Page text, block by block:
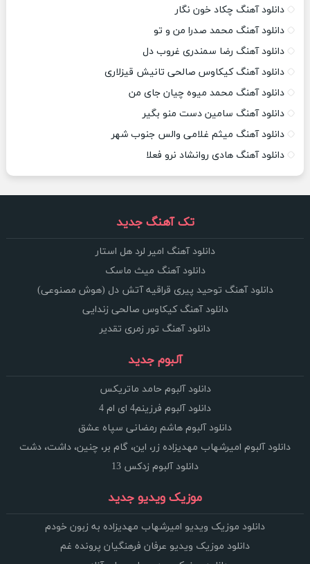
دانلود آهنگ چکاد خون نگار
دانلود آهنگ محمد صدرا من و تو
دانلود آهنگ رضا سمندری غروب دل
دانلود آهنگ کیکاوس صالحی تانیش قیزلاری
دانلود آهنگ محمد میوه چیان جای من
دانلود آهنگ سامین دست منو بگیر
دانلود آهنگ میثم غلامی والس جنوب شهر
دانلود آهنگ هادی روانشاد نرو فعلا
تک آهنگ جدید
دانلود آهنگ امیر لرد هل استار
دانلود آهنگ میث ماسک
دانلود آهنگ توحید پیری قراقیه آتش دل (هوش مصنوعی)
دانلود آهنگ کیکاوس صالحی زندایی
دانلود آهنگ تور زمری تقدیر
آلبوم جدید
دانلود آلبوم حامد ماتریکس
دانلود آلبوم فرزینم4 ای ام 4
دانلود آلبوم هاشم رمضانی سپاه عشق
دانلود آلبوم امیرشهاب مهدیزاده زر، این، گام بر، چنین، داشت، دشت
دانلود آلبوم زدکس 13
موزیک ویدیو جدید
دانلود موزیک ویدیو امیرشهاب مهدیزاده به زبون خودم
دانلود موزیک ویدیو عرفان فرهنگیان پرونده غم